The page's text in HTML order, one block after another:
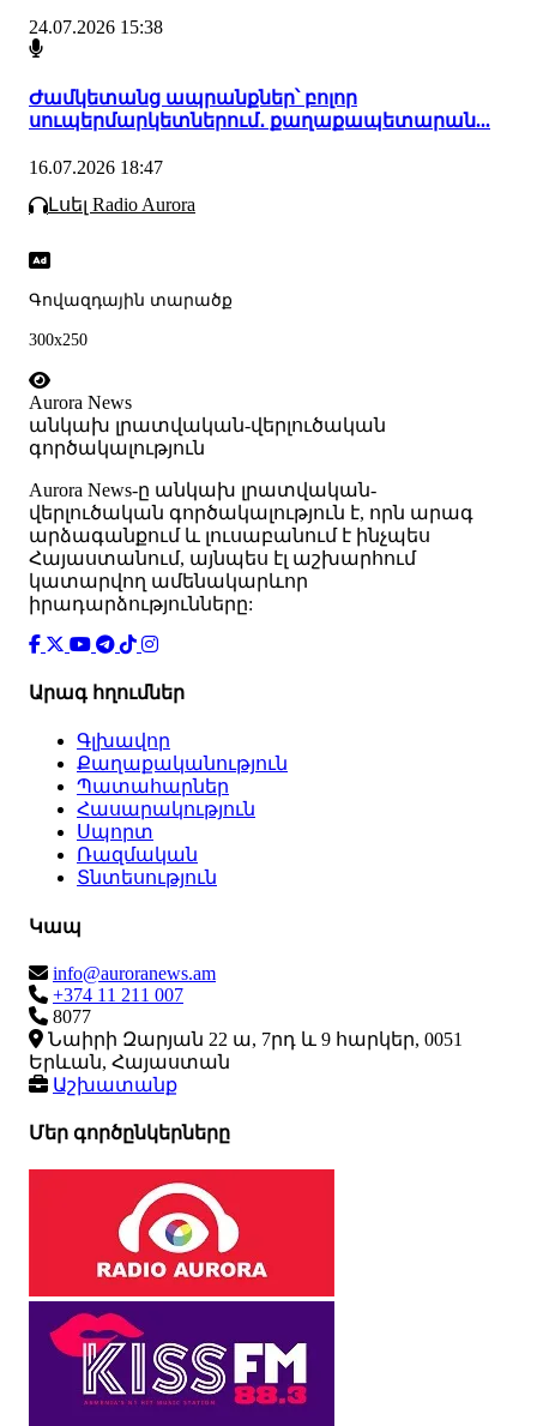
24.07.2026 15:38
Ժամկետանց ապրանքներ՝ բոլոր
սուպերմարկետներում․ քաղաքապետարան...
16.07.2026 18:47
Լսել Radio Aurora
Գովազդային տարածք
300x250
Aurora News
անկախ լրատվական-վերլուծական
գործակալություն
Аurora News-ը անկախ լրատվական-
վերլուծական գործակալություն է, որն արագ
արձագանքում և լուսաբանում է ինչպես
Հայաստանում, այնպես էլ աշխարհում
կատարվող ամենակարևոր
իրադարձությունները:
Արագ հղումներ
Գլխավոր
Քաղաքականություն
Պատահարներ
Հասարակություն
Սպորտ
Ռազմական
Տնտեսություն
Կապ
info@auroranews.am
+374 11 211 007
8077
Նաիրի Զարյան 22 ա, 7րդ և 9 հարկեր, 0051
Երևան, Հայաստան
Աշխատանք
Մեր գործընկերները